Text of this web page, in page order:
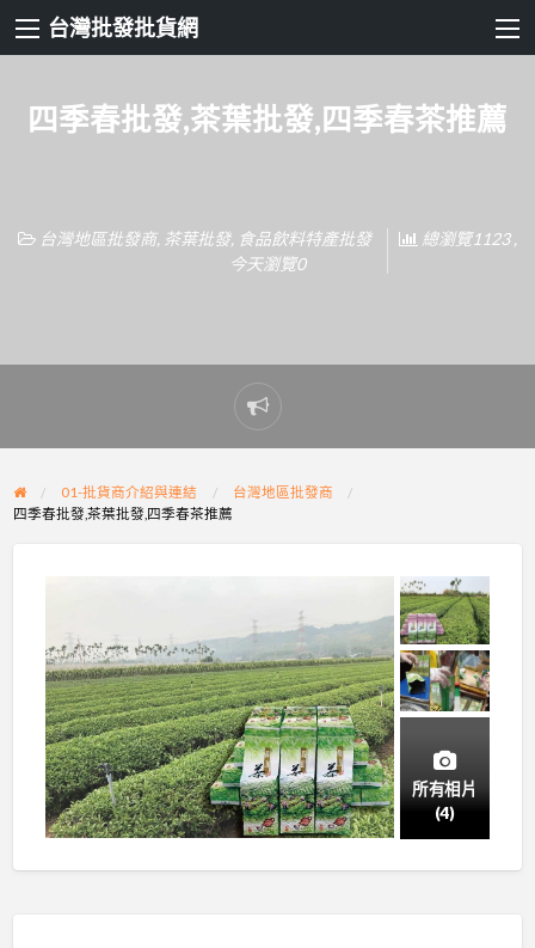
台灣批發批貨網
四季春批發,茶葉批發,四季春茶推薦
台灣地區批發商, 茶葉批發, 食品飲料特產批發
總瀏覽1123 ,
今天瀏覽0
Report
problem
01-批貨商介紹與連結
台灣地區批發商
四季春批發,茶葉批發,四季春茶推薦
所有相片
(4)